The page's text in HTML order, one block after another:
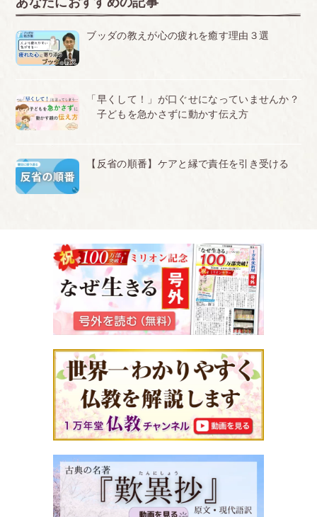
ブッダの教えが心の疲れを癒す理由３選
「早くして！」が口ぐせになっていませんか？
子どもを急かさずに動かす伝え方
【反省の順番】ケアと縁で責任を引き受ける